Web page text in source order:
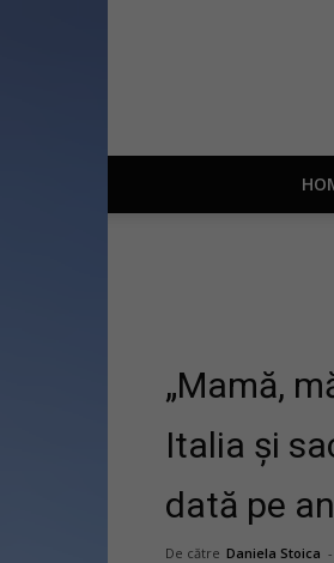
„Mamă,
Italia și
dată pe an
De către Daniela Stoica -